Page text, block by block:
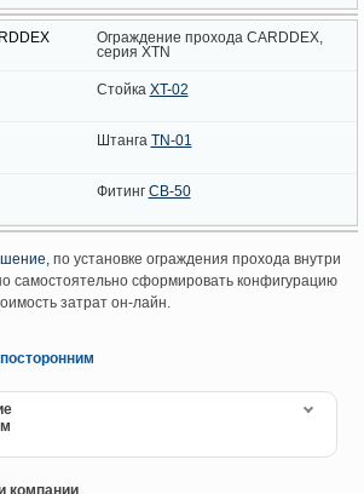
Ограждение прохода CARDDEX,
серия XTN
Стойка XT-02
Штанга TN-01
Фитинг CB-50
по установке ограждения прохода внутри
самостоятельно сформировать конфигурацию
затрат он-лайн.
компании